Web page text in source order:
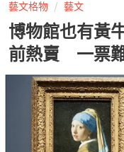
藝文格物 藝文
博物館也有黃
前熱賣 一票